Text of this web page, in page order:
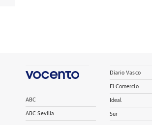
ABC
ABC Sevilla
Diario Vasco
El Comercio
Ideal
Sur